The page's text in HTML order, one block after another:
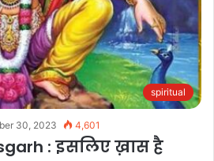
spiritual
30, 2023 4,601
: इसलिए ख़ास है